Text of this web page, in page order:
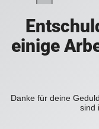
einige
Danke für deine
sind